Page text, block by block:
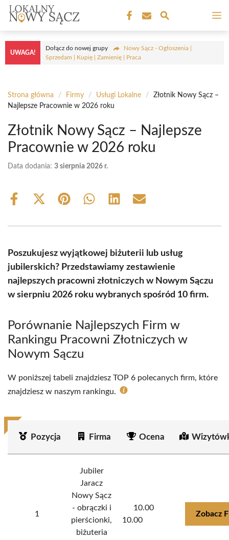
Przejdź
treści
UWAGA!
Dołącz do nowej grupy
Nowy Sącz - Ogłoszenia |
Sprzedam | Kupię | Zamienię | Praca
Strona główna / Firmy / Usługi Lokalne /
Złotnik Nowy Sącz –
Najlepsze Pracownie w 2026 roku
Złotnik Nowy Sącz – Najlepsze
Pracownie w 2026 roku
Data dodania: 3 sierpnia 2026 r.
Share
Share
(Twitter)
Share Share Share Share
Poszukujesz wyjątkowej biżuterii lub usług
jubilerskich? Przedstawiamy zestawienie
najlepszych pracowni złotniczych w Nowym Sączu
w sierpniu 2026 roku wybranych spośród 10 firm.
Porównanie Najlepszych Firm w
Rankingu Pracowni Złotniczych w
Nowym Sączu
W poniższej tabeli znajdziesz TOP 6 polecanych firm, które
znajdziesz w naszym rankingu.
Pozycja Firma Ocena
1
Jubiler
Jaracz
Nowy Sącz
- obrączki i
pierścionki,
biżuteria
10.00
10.00
Zobacz